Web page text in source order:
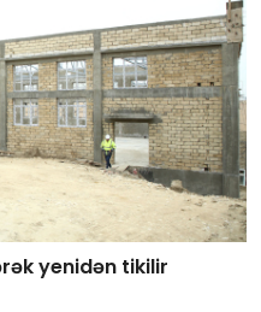
yenidən tikilir